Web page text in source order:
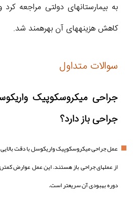
به بیمارستانهای دولتی مراجعه
کاهش هزینههای آن بهرهمند شد.
سوالات متداول
جراحی میکروسکوپیک
جراحی باز دارد؟
عمل جراحی میکروسکوپیک واریکوسل با دقت
از عملهای جراحی باز هستند. این عمل عوارض
دوره بهبودی آن سریعتر است.‌